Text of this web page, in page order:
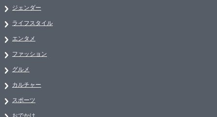
ジェンダー
ライフスタイル
エンタメ
ファッション
グルメ
カルチャー
スポーツ
おでかけ